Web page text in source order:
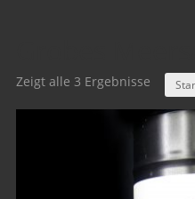
Zeigt alle 3 Ergebnisse